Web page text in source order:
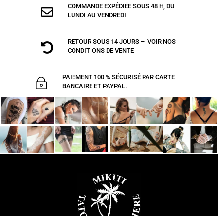

COMMANDE EXPÉDIÉE SOUS 48 H, DU
LUNDI AU VENDREDI

RETOUR SOUS 14 JOURS – VOIR NOS
CONDITIONS DE VENTE
~
PAIEMENT 100 % SÉCURISÉ PAR CARTE
BANCAIRE ET PAYPAL.